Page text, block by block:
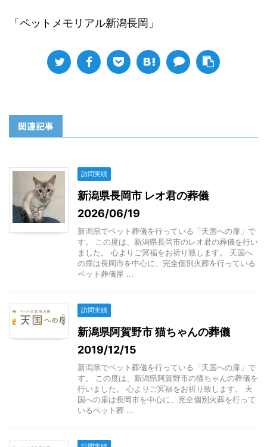
「ペットメモリアル新潟長岡」
関連記事
訪問実績
新潟県長岡市 レオ君の葬儀
2026/06/19
新潟県でペット葬儀を行っている「天国への扉」で
す。 この度は、新潟県長岡市のレオ君の葬儀を行い
ました。 心よりご冥福をお祈り致します。 天国へ
の扉は長岡市を中心に、完全個別火葬を行っている
ペット葬儀屋 ...
訪問実績
新潟県阿賀野市 猫ちゃんの葬儀
2019/12/15
新潟県でペット葬儀を行っている「天国への扉」で
す。 この度は、新潟県阿賀野市の猫ちゃんの葬儀を
行いました。 心よりご冥福をお祈り致します。 天
国への扉は長岡市を中心に、完全個別火葬を行って
いるペット葬 ...